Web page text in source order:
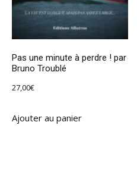
Pas une minute à perdre ! par
Bruno Troublé
27,00€
Ajouter au panier